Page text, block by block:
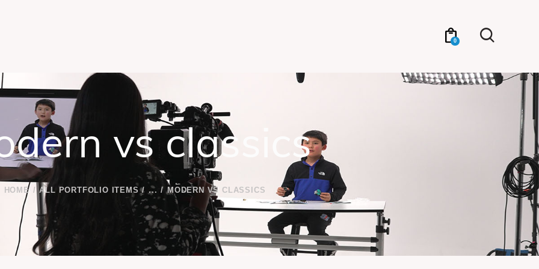
0
vs classics
HOME ALL PORTFOLIO ITEMS ... MODERN VS CLASSICS